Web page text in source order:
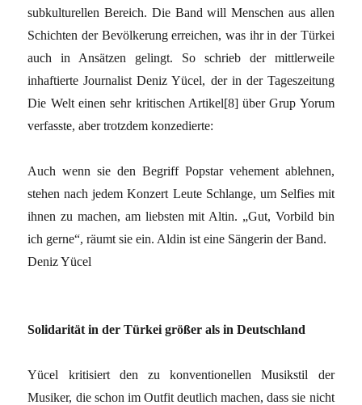
subkulturellen Bereich. Die Band will Menschen aus allen
Schichten der Bevölkerung erreichen, was ihr in der Türkei
auch in Ansätzen gelingt. So schrieb der mittlerweile
inhaftierte Journalist Deniz Yücel, der in der Tageszeitung
Die Welt einen sehr kritischen Artikel[8] über Grup Yorum
verfasste, aber trotzdem konzedierte:
Auch wenn sie den Begriff Popstar vehement ablehnen,
stehen nach jedem Konzert Leute Schlange, um Selfies mit
ihnen zu machen, am liebsten mit Altin. „Gut, Vorbild bin
ich gerne“, räumt sie ein. Aldin ist eine Sängerin der Band.
Deniz Yücel
Solidarität in der Türkei größer als in Deutschland
Yücel kritisiert den zu konventionellen Musikstil der
Musiker, die schon im Outfit deutlich machen, dass sie nicht